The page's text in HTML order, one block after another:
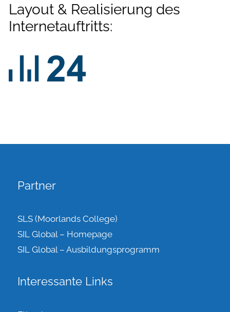
Layout & Realisierung des
Internetauftritts:
Partner
SLS (Moorlands College)
SIL Global – Homepage
SIL Global – Ausbildungsprogramm
Interessante Links